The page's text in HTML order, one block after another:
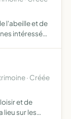
l'abeille et de
intéressées
· Créée
et de
sur les